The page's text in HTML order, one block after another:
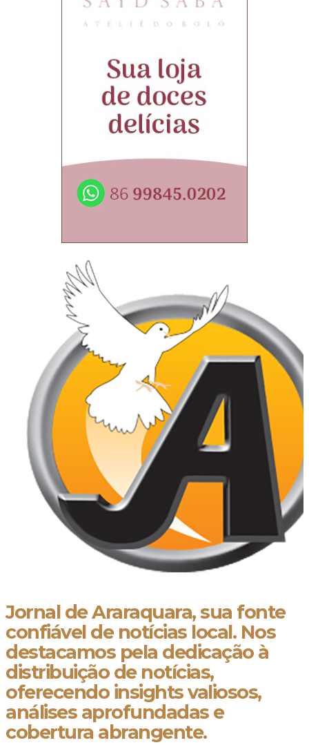
Jornal de Araraquara, sua fonte
confiável de notícias local. Nos
destacamos pela dedicação à
distribuição de notícias,
oferecendo insights valiosos,
análises aprofundadas e
cobertura abrangente.